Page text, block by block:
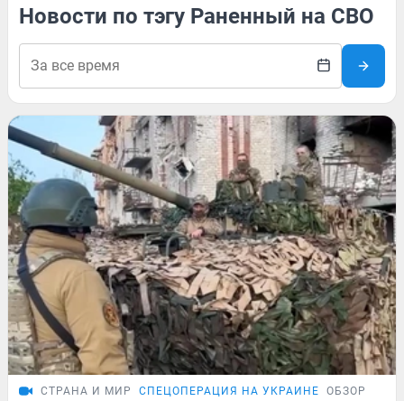
Новости по тэгу Раненный на СВО
СТРАНА И МИР СПЕЦОПЕРАЦИЯ НА УКРАИНЕ ОБЗОР